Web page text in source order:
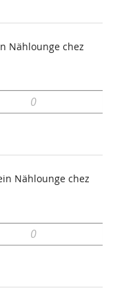
Nählounge chez
Nählounge chez